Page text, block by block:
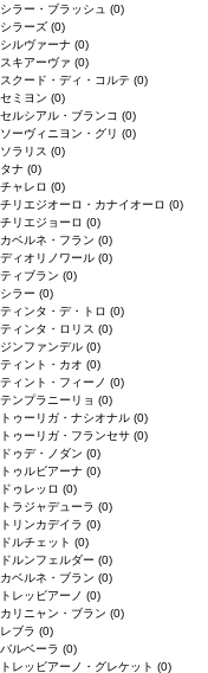
シラー・ブラッシュ (0)
シラーズ (0)
シルヴァーナ (0)
スキアーヴァ (0)
スクード・ディ・コルテ (0)
セミヨン (0)
セルシアル・ブランコ (0)
ソーヴィニヨン・グリ (0)
ソラリス (0)
タナ (0)
チャレロ (0)
チリエジオーロ・カナイオーロ (0)
チリエジョーロ (0)
カベルネ・フラン (0)
ディオリノワール (0)
ティブラン (0)
シラー (0)
ティンタ・デ・トロ (0)
ティンタ・ロリス (0)
ジンファンデル (0)
ティント・カオ (0)
ティント・フィーノ (0)
テンプラニーリョ (0)
トゥーリガ・ナシオナル (0)
トゥーリガ・フランセサ (0)
ドゥデ・ノダン (0)
トゥルビアーナ (0)
ドゥレッロ (0)
トラジャデューラ (0)
トリンカデイラ (0)
ドルチェット (0)
ドルンフェルダー (0)
カベルネ・ブラン (0)
トレッビアーノ (0)
カリニャン・ブラン (0)
レブラ (0)
バルベーラ (0)
トレッビアーノ・グレケット (0)